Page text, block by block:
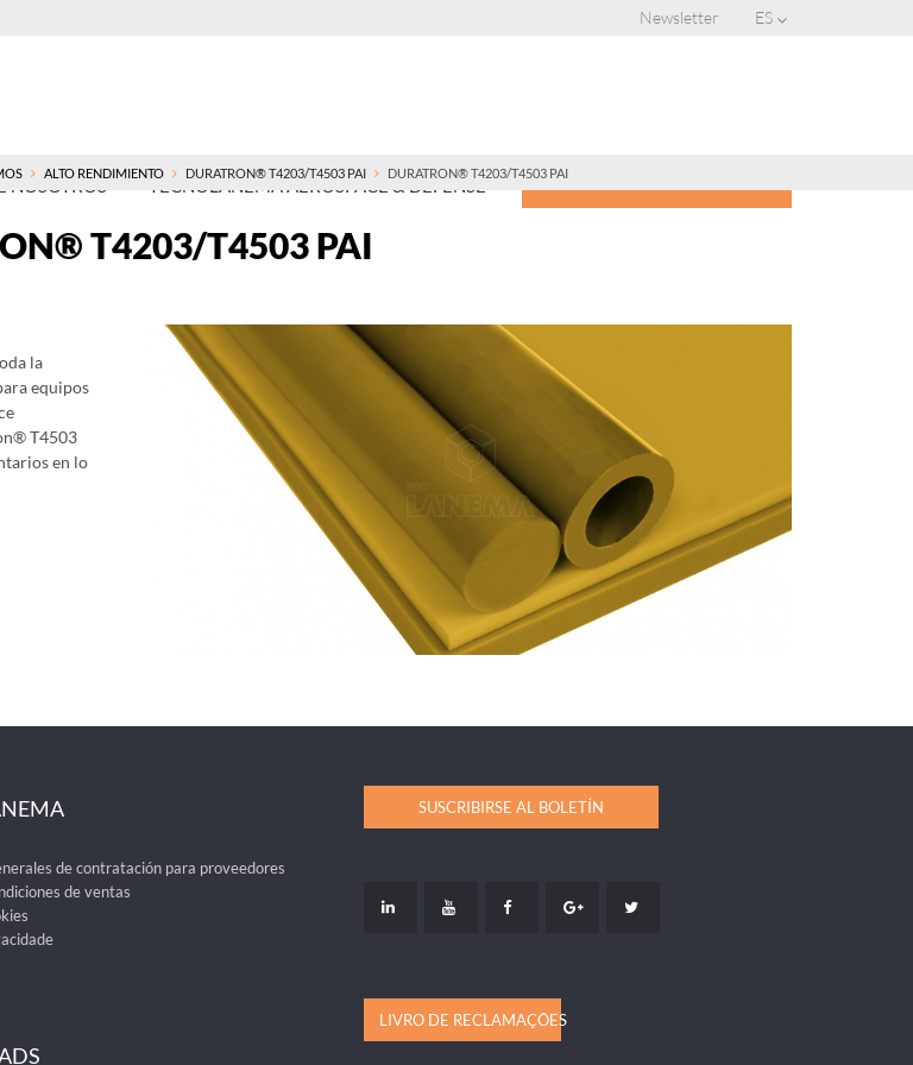
ES
Newsletter
NOSOTROS TECNOLANEMA AEROSPACE & DEFENSE CONSIGUE UNA COTIZACIÓN
ALTO RENDIMIENTO DURATRON® T4203/T4503 PAI DURATRON® T4203/T4503 PAI
T4203/T4503 PAI
la
equipos
T4503
en lo
de contratación para proveedores
de ventas
SUSCRIBIRSE AL BOLETÍN
LIVRO DE RECLAMAÇÕES